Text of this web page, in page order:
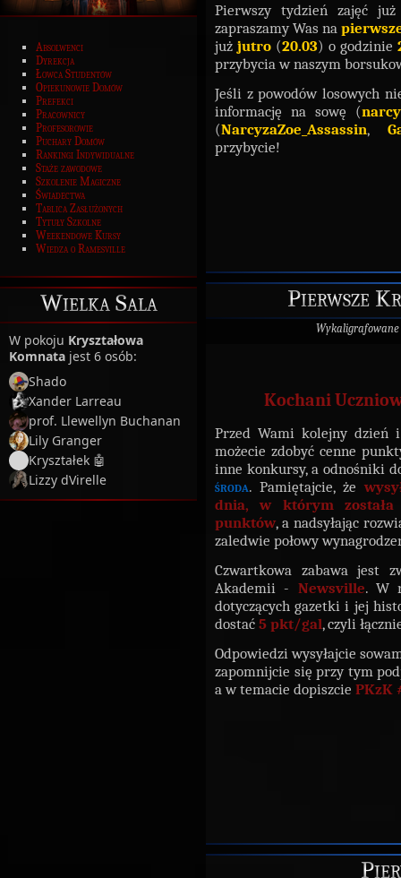
Absolwenci
Dyrekcja
Łowca Studentów
Opiekunowie Domów
Prefekci
Pracownicy
Profesorowie
Puchary Domów
Rankingi Indywidualne
Staże zawodowe
Szkolenie Magiczne
Świadectwa
Tablica Zasłużonych
Tytuły Szkolne
Weekendowe Kursy
Wiedza o Ramesville
Wielka Sala
W pokoju Kryształowa
Komnata jest 6 osób:
Shado
Xander Larreau
prof. Llewellyn Buchanan
Lily Granger
Kryształek 🤖
Lizzy dVirelle
Pierwszy tydzień zajęć
zapraszamy Was na
już jutro(20.03) o godzinie
przybycia w naszym
Jeśli z powodów losowych
informację na sowę (
(NarcyzaZoe_Assassin,
przybycie!
Pierwsze
Kochani
Przed Wami kolejny dzień
możecie zdobyć cenne
inne konkursy, a odnośniki
środa. Pamiętajcie, że
dnia, w którym została
punktów, a nadsyłając
zaledwie połowy
Czwartkowa zabawa jest
Akademii - Newsville. W
dotyczących gazetki i jej
dostać 5 pkt/gal, czyli
Odpowiedzi wysyłajcie
zapomnijcie się przy tym
a w temacie dopiszcie PKzK